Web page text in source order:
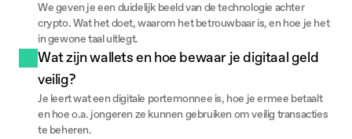
We geven je een duidelijk beeld van de technologie achter
crypto. Wat het doet, waarom het betrouwbaar is, en hoe je het
in gewone taal uitlegt.
Wat zijn wallets en hoe bewaar je digitaal geld
veilig?
Je leert wat een digitale portemonnee is, hoe je ermee betaalt
en hoe o.a. jongeren ze kunnen gebruiken om veilig transacties
te beheren.